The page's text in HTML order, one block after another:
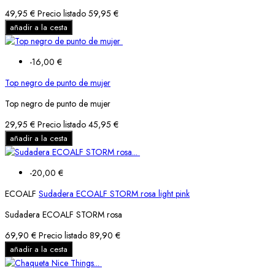
49,95 € Precio listado 59,95 €
añadir a la cesta
-16,00 €
Top negro de punto de mujer
Top negro de punto de mujer
29,95 € Precio listado 45,95 €
añadir a la cesta
-20,00 €
ECOALF Sudadera ECOALF STORM rosa light pink
Sudadera ECOALF STORM rosa
69,90 € Precio listado 89,90 €
añadir a la cesta